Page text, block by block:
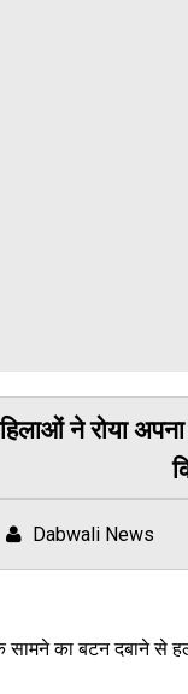
ने रोया
Dabwali News
सामने का बटन दबाने से